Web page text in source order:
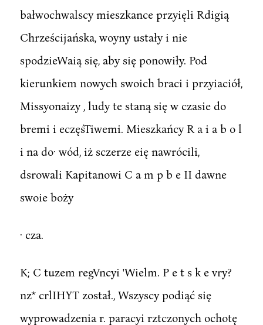
bałwochwalscy mieszkance przyięli Rdigią
Chrześcijańska, woyny ustały i nie
spodzieWaią się, aby się ponowiły. Pod
kierunkiem nowych swoich braci i przyiaciół,
Missyonaizy , ludy te staną się w czasie do
bremi i eczęśTiwemi. Mieszkańcy R a i a b o l
i na do· wód, iż sczerze eię nawrócili,
dsrowali Kapitanowi C a m p b e II dawne
swoie boży
· cza.
K; C tuzem regVncyi 'Wielm. P e t s k e vry?
nz* crlIHYT został., Wszyscy podiąć się
wyprowadzenia r. paracyi rztczonych ochotę